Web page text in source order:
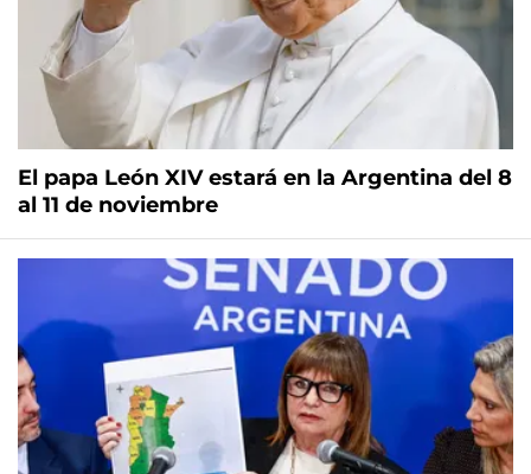
El papa León XIV estará en la Argentina del 8
al 11 de noviembre